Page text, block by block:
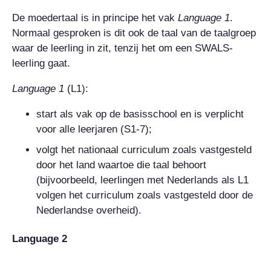
De moedertaal is in principe het vak Language 1.
Normaal gesproken is dit ook de taal van de taalgroep
waar de leerling in zit, tenzij het om een SWALS-
leerling gaat.
Language 1 (L1):
start als vak op de basisschool en is verplicht
voor alle leerjaren (S1-7);
volgt het nationaal curriculum zoals vastgesteld
door het land waartoe die taal behoort
(bijvoorbeeld, leerlingen met Nederlands als L1
volgen het curriculum zoals vastgesteld door de
Nederlandse overheid).
Language 2